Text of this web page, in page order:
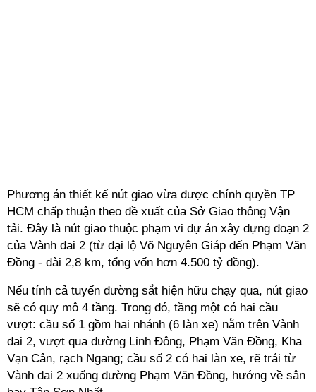
Phương án thiết kế nút giao vừa được chính quyền TP
HCM chấp thuận theo đề xuất của Sở Giao thông Vận
tải. Đây là nút giao thuộc phạm vi dự án xây dựng đoạn 2
của Vành đai 2 (từ đại lộ Võ Nguyên Giáp đến Phạm Văn
Đồng - dài 2,8 km, tổng vốn hơn 4.500 tỷ đồng).
Nếu tính cả tuyến đường sắt hiện hữu chạy qua, nút giao
sẽ có quy mô 4 tầng. Trong đó, tầng một có hai cầu
vượt: cầu số 1 gồm hai nhánh (6 làn xe) nằm trên Vành
đai 2, vượt qua đường Linh Đông, Phạm Văn Đồng, Kha
Vạn Cân, rạch Ngang; cầu số 2 có hai làn xe, rẽ trái từ
Vành đai 2 xuống đường Phạm Văn Đồng, hướng về sân